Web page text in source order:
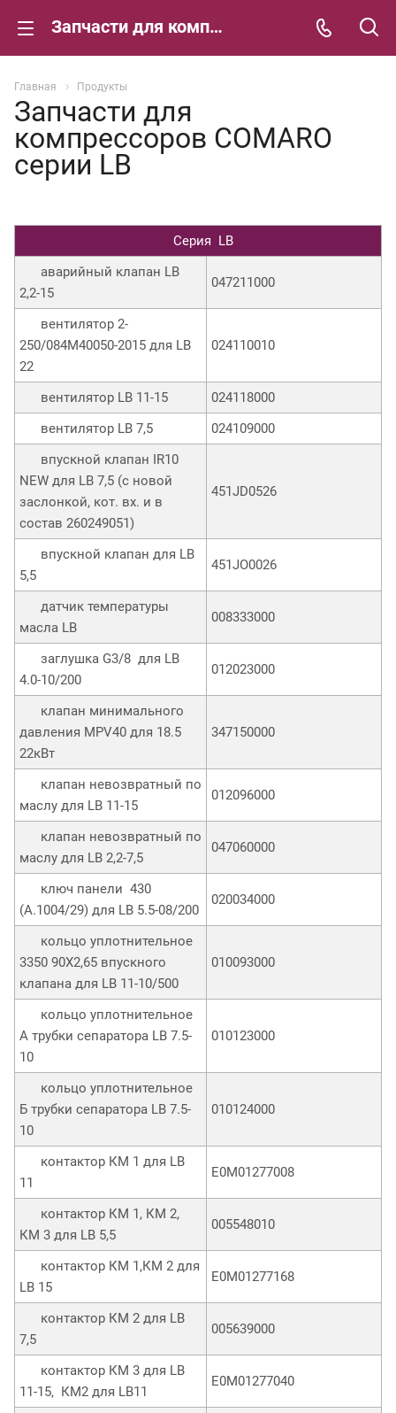
Запчасти для компрессоров COMARO серии LB
Главная Продукты
Запчасти для
компрессоров COMARO
серии LB
Серия LB
аварийный клапан LB
2,2-15
047211000
вентилятор 2-
250/084M40050-2015 для LB
22
024110010
вентилятор LB 11-15
024118000
вентилятор LB 7,5
024109000
впускной клапан IR10
NEW для LB 7,5 (с новой
заслонкой, кот. вх. и в
состав 260249051)
451JD0526
впускной клапан для LB
5,5
451JO0026
датчик температуры
масла LB
008333000
заглушка G3/8 для LB
4.0-10/200
012023000
клапан минимального
давления MPV40 для 18.5
22кВт
347150000
клапан невозвратный по
маслу для LB 11-15
012096000
клапан невозвратный по
маслу для LB 2,2-7,5
047060000
ключ панели 430
(A.1004/29) для LB 5.5-08/200
020034000
кольцо уплотнительное
3350 90X2,65 впускного
клапана для LB 11-10/500
010093000
кольцо уплотнительное
А трубки сепаратора LB 7.5-
10
010123000
кольцо уплотнительное
Б трубки сепаратора LB 7.5-
10
010124000
контактор КМ 1 для LB
11
E0M01277008
контактор КМ 1, КМ 2,
КМ 3 для LB 5,5
005548010
контактор КМ 1,КМ 2 для
LB 15
E0M01277168
контактор КМ 2 для LB
7,5
005639000
контактор КМ 3 для LB
11-15, КМ2 для LB11
E0M01277040